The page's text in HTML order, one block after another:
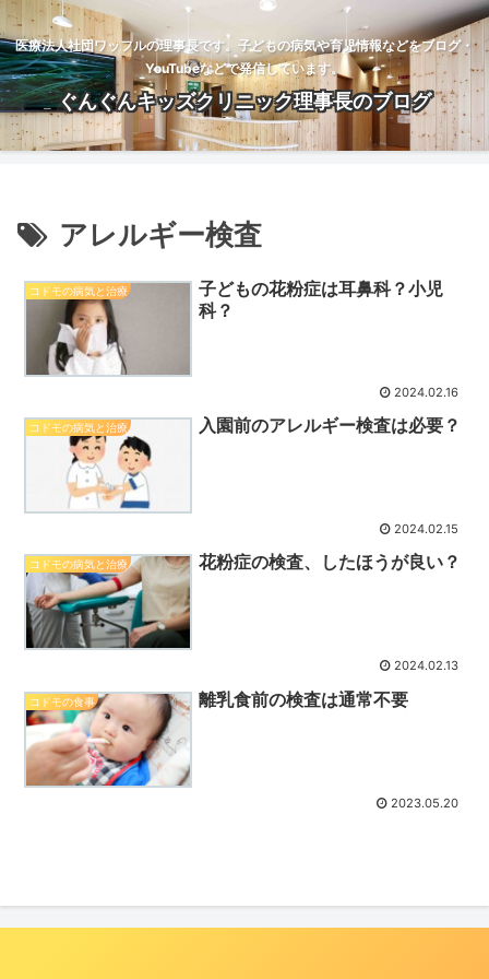
医療法人社団ワッフルの理事長です。子どもの病気や育児情報などをブログ・
YouTubeなどで発信しています。
ぐんぐんキッズクリニック理事長のブログ
アレルギー検査
コドモの病気と治療
子どもの花粉症は耳鼻科？小児
科？
2024.02.16
コドモの病気と治療 入園前のアレルギー検査は必要？
2024.02.15
コドモの病気と治療 花粉症の検査、したほうが良い？
2024.02.13
コドモの食事 離乳食前の検査は通常不要
2023.05.20